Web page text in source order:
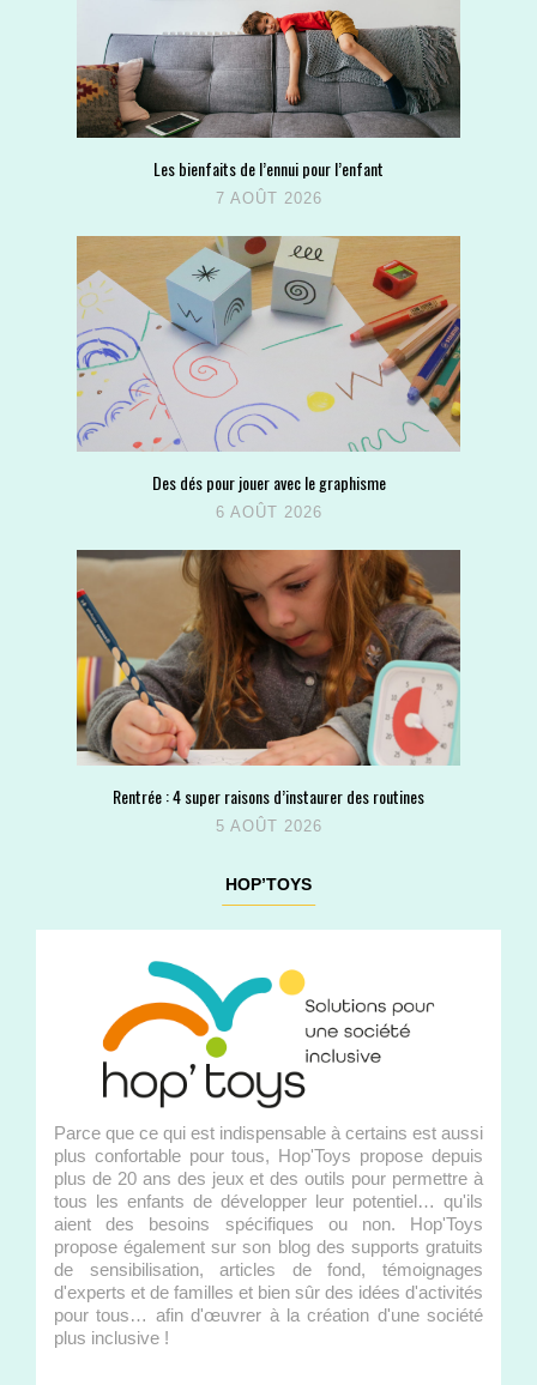
Les bienfaits de l’ennui pour l’enfant
7 AOÛT 2026
Des dés pour jouer avec le graphisme
6 AOÛT 2026
Rentrée : 4 super raisons d’instaurer des routines
5 AOÛT 2026
HOP’TOYS
Parce que ce qui est indispensable à certains est aussi
plus confortable pour tous, Hop'Toys propose depuis
plus de 20 ans des jeux et des outils pour permettre à
tous les enfants de développer leur potentiel… qu'ils
aient des besoins spécifiques ou non. Hop'Toys
propose également sur son blog des supports gratuits
de sensibilisation, articles de fond, témoignages
d'experts et de familles et bien sûr des idées d'activités
pour tous… afin d'œuvrer à la création d'une société
plus inclusive !